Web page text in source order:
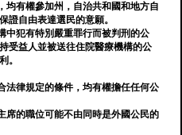
均有權參加州，自治共和國和地方自
證自由表達選民的意願。
中犯有特別嚴重罪行而被判刑的公
受益人並被送往住院醫療機構的公
。
法律規定的條件，均有權擔任任何公
席的職位可能不由同時是外國公民的